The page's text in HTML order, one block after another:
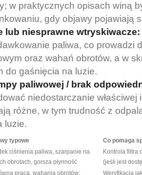
w praktycznych opisach winą
gdy objawy pojawiają
lub niesprawne wtryskiwacze:
paliwa, co prowadzi
oraz wahań obrotów, a w
do gaśnięcia na luzie.
paliwowej / brak
niedostarczanie właściwej
różne, w tym trudność z
luzie.
typowe Co pomaga
ciśnienia paliwa, szarpanie na
obrotach, gorsza płynność
Kontrola filtra
(jeśli jest
praca, wahania obrotów; Weryfikacja